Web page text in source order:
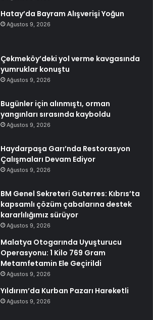
Hatay’da Bayram Alışverişi Yoğun
Ağustos 9, 2026
Çekmeköy’deki yol verme kavgasında
yumruklar konuştu
Ağustos 9, 2026
Bugünler için alınmıştı, orman
yangınları sırasında kayboldu
Ağustos 9, 2026
Haydarpaşa Garı’nda Restorasyon
Çalışmaları Devam Ediyor
Ağustos 9, 2026
BM Genel Sekreteri Guterres: Kıbrıs’ta
kapsamlı çözüm çabalarına destek
kararlılığımız sürüyor
Ağustos 9, 2026
Malatya Otogarında Uyuşturucu
Operasyonu: 1 Kilo 769 Gram
Metamfetamin Ele Geçirildi
Ağustos 9, 2026
Yıldırım’da Kurban Pazarı Hareketli
Ağustos 9, 2026